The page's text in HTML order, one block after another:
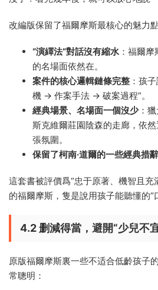
改編版保留了福爾摩斯最核心的魅力點
“演繹法”對話沒有縮水：福爾摩
的名場面依然在。
案件的核心邏輯鏈條完整 ：孩
機 → 作案手法 → 破案過程”。
經典場景、名場面一個沒少：
斯克維爾莊園陰森的走廊，依
張氛圍。
保留了柯南·道爾的一些經典措
這套書被評價爲“忠于原著、機智且充
的福爾摩斯，隻是說用孩子能聽懂的“
4.2 删減得當，避開“少兒不
原版福爾摩斯裏一些不适合低齡孩子
常聰明：